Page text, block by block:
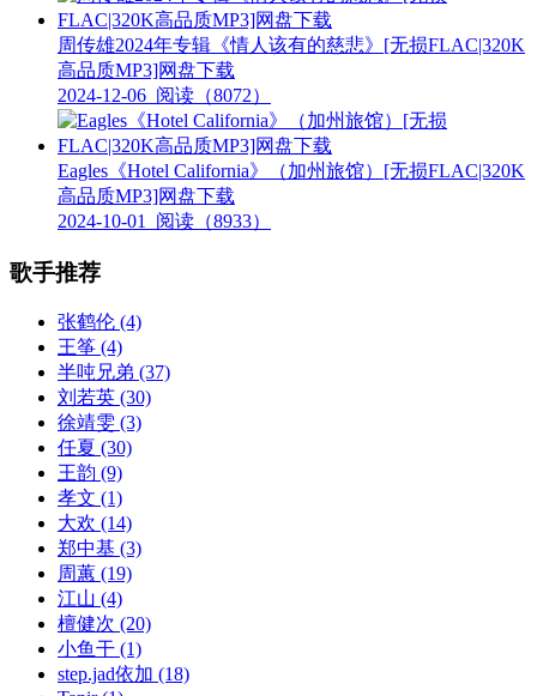
周传雄2024年专辑《情人该有的慈悲》[无损FLAC|320K
高品质MP3]网盘下载
2024-12-06 阅读（8072）
Eagles《Hotel California》（加州旅馆）[无损FLAC|320K
高品质MP3]网盘下载
2024-10-01
阅读（8933）
歌手推荐
张鹤伦 (4)
王筝 (4)
半吨兄弟 (37)
刘若英 (30)
徐靖雯 (3)
任夏 (30)
王韵 (9)
孝文 (1)
大欢 (14)
郑中基 (3)
周蕙 (19)
江山 (4)
檀健次 (20)
小鱼干 (1)
step.jad依加 (18)